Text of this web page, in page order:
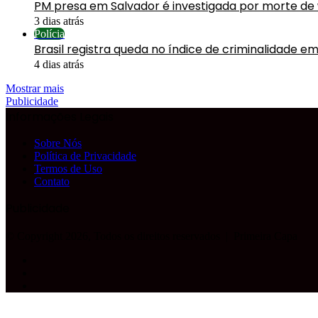
PM presa em Salvador é investigada por morte
3 dias atrás
Polícia
Brasil registra queda no índice de criminalidade
4 dias atrás
Mostrar mais
Publicidade
Sobre Nós
Política de Privacidade
Termos de Uso
Contato